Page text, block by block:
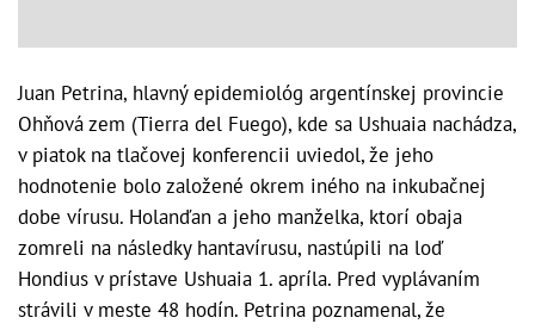
Juan Petrina, hlavný epidemiológ argentínskej provincie
Ohňová zem (Tierra del Fuego), kde sa Ushuaia nachádza,
v piatok na tlačovej konferencii uviedol, že jeho
hodnotenie bolo založené okrem iného na inkubačnej
dobe vírusu. Holanďan a jeho manželka, ktorí obaja
zomreli na následky hantavírusu, nastúpili na loď
Hondius v prístave Ushuaia 1. apríla. Pred vyplávaním
strávili v meste 48 hodín. Petrina poznamenal, že